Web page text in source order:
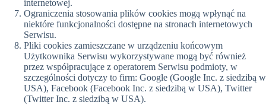
internetowej.
Ograniczenia stosowania plików cookies mogą wpłynąć na
niektóre funkcjonalności dostępne na stronach internetowych
Serwisu.
Pliki cookies zamieszczane w urządzeniu końcowym
Użytkownika Serwisu wykorzystywane mogą być również
przez współpracujące z operatorem Serwisu podmioty, w
szczególności dotyczy to firm: Google (Google Inc. z siedzibą w
USA), Facebook (Facebook Inc. z siedzibą w USA), Twitter
(Twitter Inc. z siedzibą w USA).